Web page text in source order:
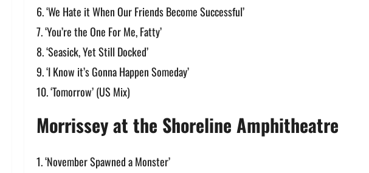
‘We Hate it When Our Friends Become Successful’
‘You’re the One For Me, Fatty’
‘Seasick, Yet Still Docked’
‘I Know it’s Gonna Happen Someday’
‘Tomorrow’ (US Mix)
Morrissey at the Shoreline Amphitheatre
‘November Spawned a Monster’